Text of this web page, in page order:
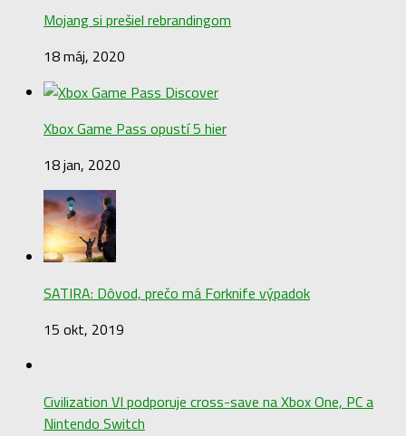
Mojang si prešiel rebrandingom
18 máj, 2020
Xbox Game Pass opustí 5 hier
18 jan, 2020
SATIRA: Dôvod, prečo má Forknife výpadok
15 okt, 2019
Civilization VI podporuje cross-save na Xbox One, PC a
Nintendo Switch